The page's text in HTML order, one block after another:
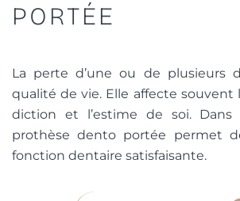
PORTÉE
La perte d’une ou de plusieurs
qualité de vie. Elle affecte souvent
diction et l’estime de soi. Dans
prothèse dento portée permet
fonction dentaire satisfaisante.